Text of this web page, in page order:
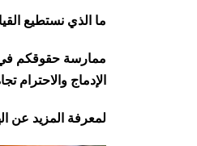
ما الذي نستطيع
ممارسة حقوقكم في
الإدماج
لمعرفة المزيد عن الهدف 16 وأهداف التنمية المستدامة